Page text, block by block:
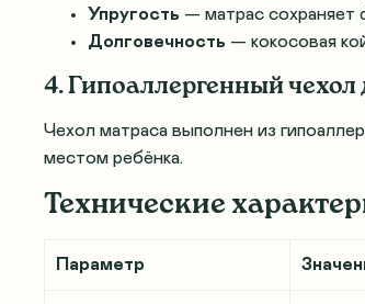
Упругость — матрас сохраняет
Долговечность — кокосовая
4. Гипоаллергенный чехол
Чехол матраса выполнен из
местом ребёнка.
Технические
Параметр